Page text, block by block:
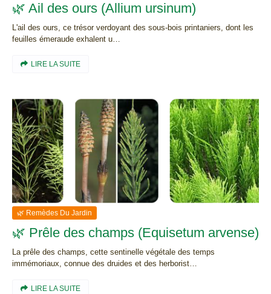
🌿 Ail des ours (Allium ursinum)
L'ail des ours, ce trésor verdoyant des sous-bois printaniers, dont les
feuilles émeraude exhalent u…
LIRE LA SUITE
🌿 Remèdes Du Jardin
🌿 Prêle des champs (Equisetum arvense)
La prêle des champs, cette sentinelle végétale des temps
immémoriaux, connue des druides et des herborist…
LIRE LA SUITE